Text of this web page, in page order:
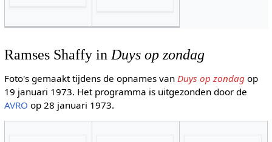
Ramses Shaffy in Duys op zondag
Foto's gemaakt tijdens de opnames van Duys op zondagop
19 januari 1973. Het programma is uitgezonden door de
AVRO op 28 januari 1973.